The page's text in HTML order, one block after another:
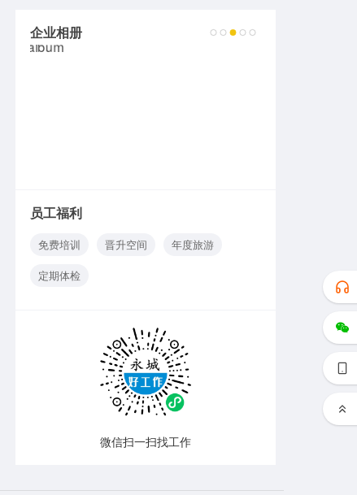
企业相册 2 3 4 5 6
员工福利
免费培训 晋升空间
年度旅游
定期体检
微信扫一扫找工作